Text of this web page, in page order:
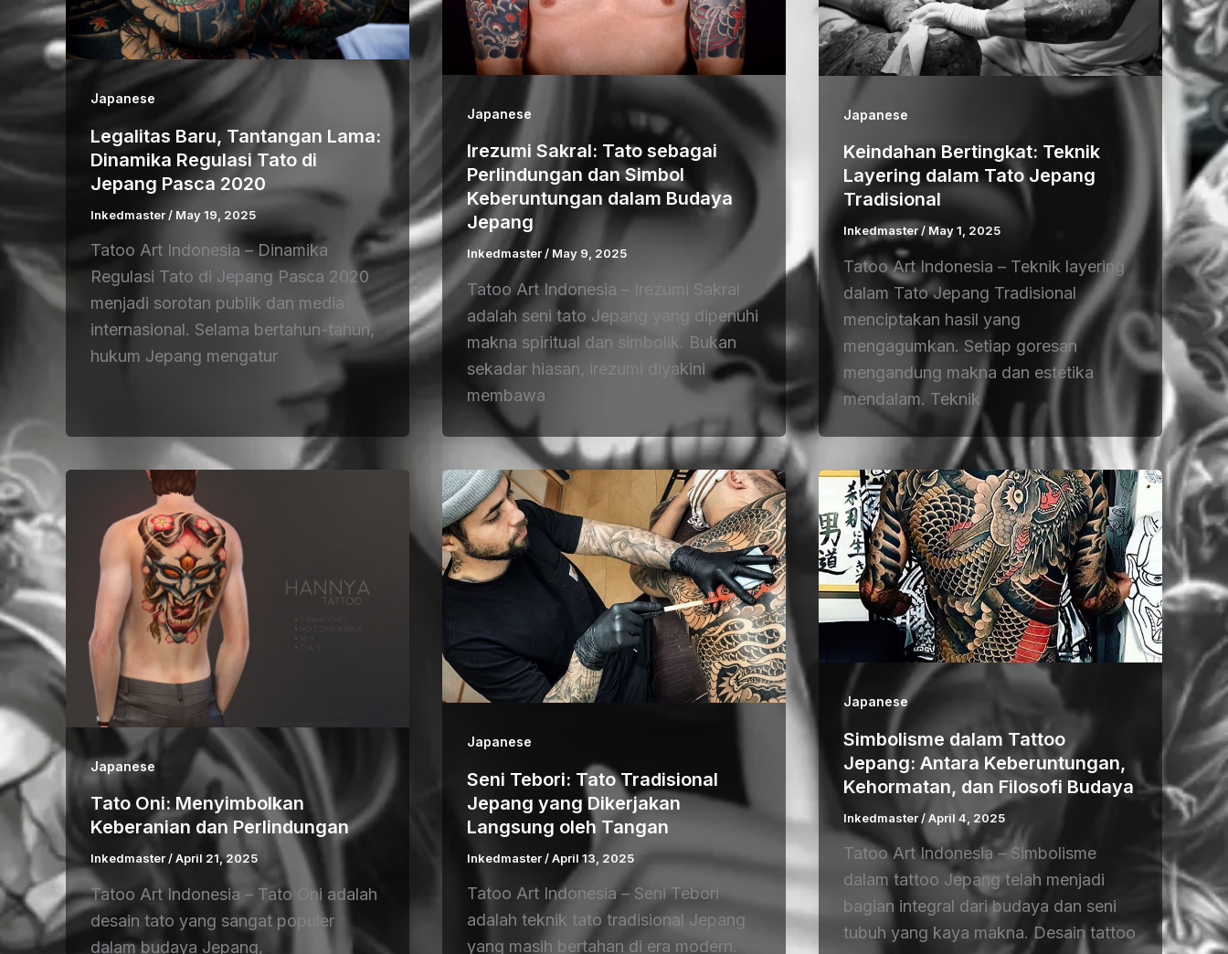
Japanese
Legalitas Baru, Tantangan Lama:
Dinamika Regulasi Tato di
Jepang Pasca 2020
Inkedmaster / May 19, 2025
Tatoo Art Indonesia – Dinamika
Regulasi Tato di Jepang Pasca 2020
menjadi sorotan publik dan media
internasional. Selama bertahun-tahun,
hukum Jepang mengatur
Japanese
Irezumi Sakral: Tato sebagai
Perlindungan dan Simbol
Keberuntungan dalam Budaya
Jepang
Inkedmaster / May 9, 2025
Tatoo Art Indonesia – Irezumi Sakral
adalah seni tato Jepang yang dipenuhi
makna spiritual dan simbolik. Bukan
sekadar hiasan, irezumi diyakini
membawa
Japanese
Keindahan Bertingkat: Teknik
Layering dalam Tato Jepang
Tradisional
Inkedmaster/ May 1, 2025
Tatoo Art Indonesia – Teknik layering
dalam Tato Jepang Tradisional
menciptakan hasil yang
mengagumkan. Setiap goresan
mengandung makna dan estetika
mendalam. Teknik
Japanese
Tato Oni: Menyimbolkan
Keberanian dan Perlindungan
Inkedmaster/April 21, 2025
Tatoo Art Indonesia – Tato Oni adalah
desain tato yang sangat populer
dalam budaya Jepang,
Japanese
Seni Tebori: Tato Tradisional
Jepang yang Dikerjakan
Langsung oleh Tangan
Inkedmaster /April 13, 2025
Tatoo Art Indonesia – Seni Tebori
adalah teknik tato tradisional Jepang
yang masih bertahan di era modern.
Japanese
Simbolisme dalam Tattoo
Jepang: Antara Keberuntungan,
Kehormatan, dan Filosofi Budaya
Inkedmaster /April 4, 2025
Tatoo Art Indonesia – Simbolisme
dalam tattoo Jepang telah menjadi
bagian integral dari budaya dan seni
tubuh yang kaya makna. Desain tattoo